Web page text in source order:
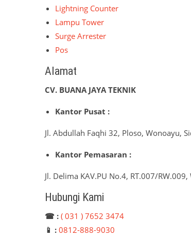
Lightning Counter
Lampu Tower
Surge Arrester
Pos
Alamat
CV. BUANA JAYA TEKNIK
Kantor Pusat :
Jl. Abdullah Faqhi 32, Ploso, Wonoayu,
Kantor Pemasaran :
Jl. Delima KAV.PU No.4, RT.007/
Hubungi Kami
☎ : ( 031 ) 7652 3474
📱 : 0812-888-9030